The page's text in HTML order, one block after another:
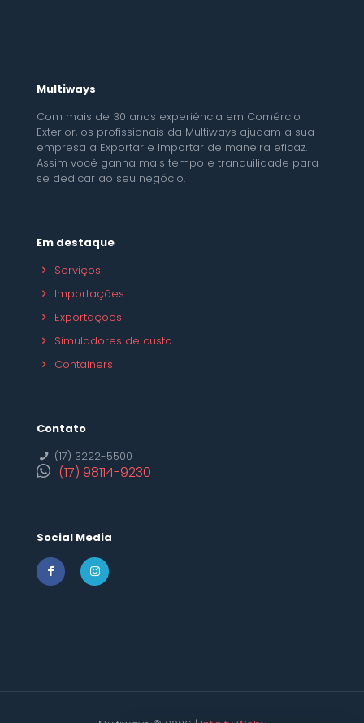
Multiways
Com mais de 30 anos experiência em Comércio
Exterior, os profissionais da Multiways ajudam a sua
empresa a Exportar e Importar de maneira eficaz.
Assim você ganha mais tempo e tranquilidade para
se dedicar ao seu negócio.
Em destaque
Serviços
Importações
Exportações
Simuladores de custo
Containers
Contato
(17) 3222-5500
(17) 98114-9230
Social Media